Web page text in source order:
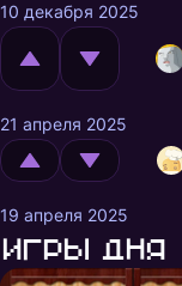
10 декабря 2025
21 апреля 2025
19 апреля 2025
Игры дня